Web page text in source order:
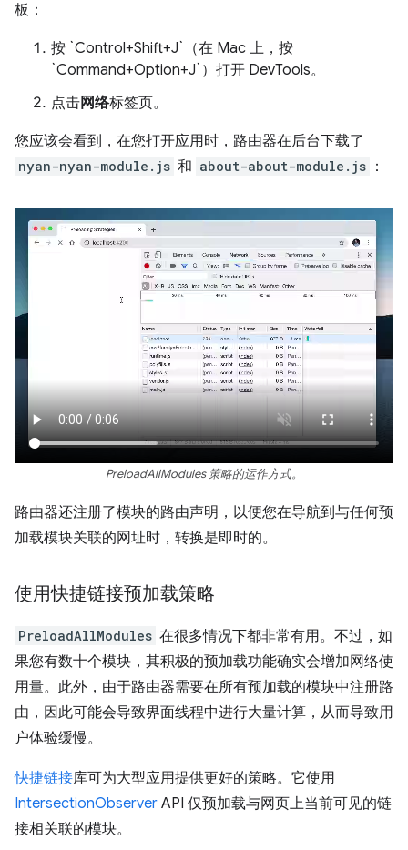
板：
按 `Control+Shift+J`（在 Mac 上，按
`Command+Option+J`）打开 DevTools。
点击网络标签页。
您应该会看到，在您打开应用时，路由器在后台下载了
nyan-nyan-module.js 和 about-about-module.js ：
PreloadAllModules 策略的运作方式。
路由器还注册了模块的路由声明，以便您在导航到与任何预
加载模块关联的网址时，转换是即时的。
使用快捷链接预加载策略
PreloadAllModules 在很多情况下都非常有用。不过，如
果您有数十个模块，其积极的预加载功能确实会增加网络使
用量。此外，由于路由器需要在所有预加载的模块中注册路
由，因此可能会导致界面线程中进行大量计算，从而导致用
户体验缓慢。
快捷链接库可为大型应用提供更好的策略。它使用
IntersectionObserver API 仅预加载与网页上当前可见的链
接相关联的模块。